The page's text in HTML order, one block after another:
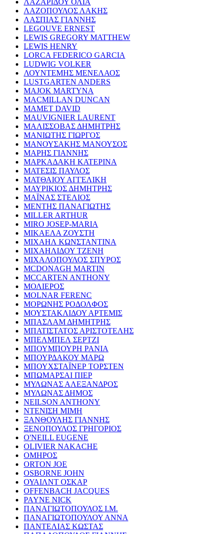
ΛΑΖΟΠΟΥΛΟΣ ΛΑΚΗΣ
ΛΑΣΠΙΑΣ ΓΙΑΝΝΗΣ
LEGOUVE ERNEST
LEWIS GREGORY MATTHEW
LEWIS HENRY
LORCA FEDERICO GARCIA
LUDWIG VOLKER
ΛΟΥΝΤΕΜΗΣ ΜΕΝΕΛΑΟΣ
LUSTGARTEN ANDERS
MAJOK MARTYNA
MACMILLAN DUNCAN
MAMET DAVID
MAUVIGNIER LAURENT
ΜΑΛΙΣΣΟΒΑΣ ΔΗΜΗΤΡΗΣ
ΜΑΝΙΩΤΗΣ ΓΙΩΡΓΟΣ
ΜΑΝΟΥΣΑΚΗΣ ΜΑΝΟΥΣΟΣ
ΜΑΡΗΣ ΓΙΑΝΝΗΣ
ΜΑΡΚΑΔΑΚΗ ΚΑΤΕΡΙΝΑ
ΜΑΤΕΣΙΣ ΠΑΥΛΟΣ
ΜΑΤΘΑΙΟΥ ΑΓΓΕΛΙΚΗ
ΜΑΥΡΙΚΙΟΣ ΔΗΜΗΤΡΗΣ
ΜΑΪΝΑΣ ΣΤΕΛΙΟΣ
ΜΕΝΤΗΣ ΠΑΝΑΓΙΩΤΗΣ
MILLER ARTHUR
MIRO JOSEP-MARIA
ΜΙΚΑΕΛΑ ΖΟΥΣΤΗ
ΜΙΧΑΗΛ ΚΩΝΣΤΑΝΤΙΝΑ
ΜΙΧΑΗΛΙΔΟΥ ΤΖΕΝΗ
ΜΙΧΑΛΟΠΟΥΛΟΣ ΣΠΥΡΟΣ
MCDONAGH MARTIN
MCCARTEN ANTHONY
ΜΟΛΙΕΡΟΣ
MOLNAR FERENC
ΜΟΡΩΝΗΣ ΡΟΔΟΛΦΟΣ
ΜΟΥΣΤΑΚΛΙΔΟΥ ΑΡΤΕΜΙΣ
ΜΠΑΣΛΑΜ ΔΗΜΗΤΡΗΣ
ΜΠΑΤΙΣΤΑΤΟΣ ΑΡΙΣΤΟΤΕΛΗΣ
ΜΠΕΛΜΠΕΛ ΣΕΡΤΖΙ
ΜΠΟΥΜΠΟΥΡΗ ΡΑΝΙΑ
ΜΠΟΥΡΔΑΚΟΥ ΜΑΡΩ
ΜΠΟΥΧΣΤΑΪΝΕΡ ΤΟΡΣΤΕΝ
ΜΠΩΜΑΡΣΑΙ ΠΙΕΡ
ΜΥΛΩΝΑΣ ΑΛΕΞΑΝΔΡΟΣ
ΜΥΛΩΝΑΣ ΔΗΜΟΣ
NEILSON ANTHONY
ΝΤΕΝΙΣΗ ΜΙΜΗ
ΞΑΝΘΟΥΛΗΣ ΓΙΑΝΝΗΣ
ΞΕΝΟΠΟΥΛΟΣ ΓΡΗΓΟΡΙΟΣ
O'NEILL EUGENE
OLIVIER NAKACHE
ΟΜΗΡΟΣ
ORTON JOE
OSBORNE JOHN
ΟΥΑΙΛΝΤ ΟΣΚΑΡ
OFFENBACH JACQUES
PAYNE NICK
ΠΑΝΑΓΙΩΤΟΠΟΥΛΟΣ Ι.Μ.
ΠΑΝΑΓΙΩΤΟΠΟΥΛΟΥ ΑΝΝΑ
ΠΑΝΤΕΛΙΑΣ ΚΩΣΤΑΣ